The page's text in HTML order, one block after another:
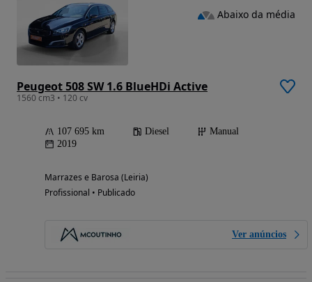
Peugeot 508 SW 1.6 BlueHDi Active
1560 cm3 • 120 cv
107 695 km Diesel
Manual
2019
Marrazes e Barosa (Leiria)
Profissional • Publicado
Ver anúncios
Abaixo da média